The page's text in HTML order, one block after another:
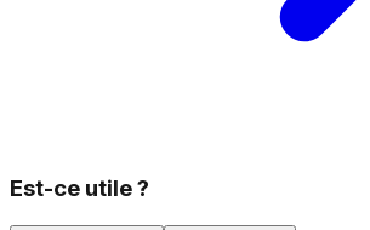
Est-ce utile ?